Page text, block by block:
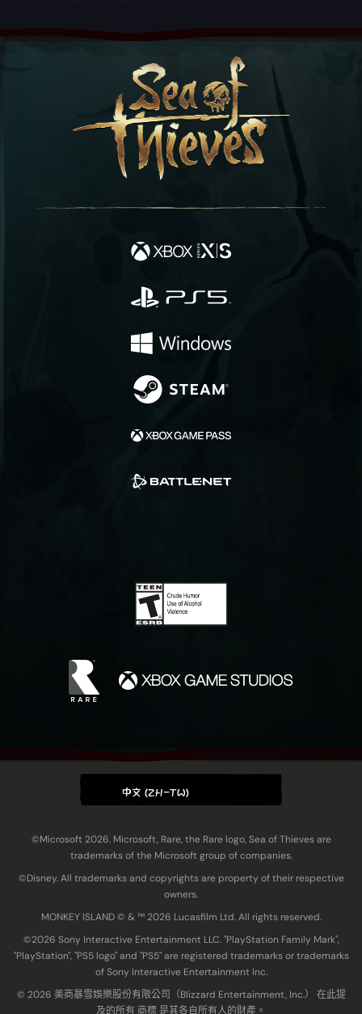
中文 (ZH-TW)
©Microsoft 2026. Microsoft, Rare, the Rare logo, Sea of Thieves are
trademarks of the Microsoft group of companies.
©Disney. All trademarks and copyrights are property of their respective
owners.
MONKEY ISLAND © & ™ 20‍26 Lucasfilm Ltd. All rights reserved.
©2026 Sony Interactive Entertainment LLC. "PlayStation Family Mark",
"PlayStation", "PS5 logo" and "PS5" are registered trademarks or trademarks
of Sony Interactive Entertainment Inc.
© 2026 美商暴雪娛樂股份有限公司（Blizzard Entertainment, Inc.） 在此提
及的所有 商標 是其各自所有人的財產。